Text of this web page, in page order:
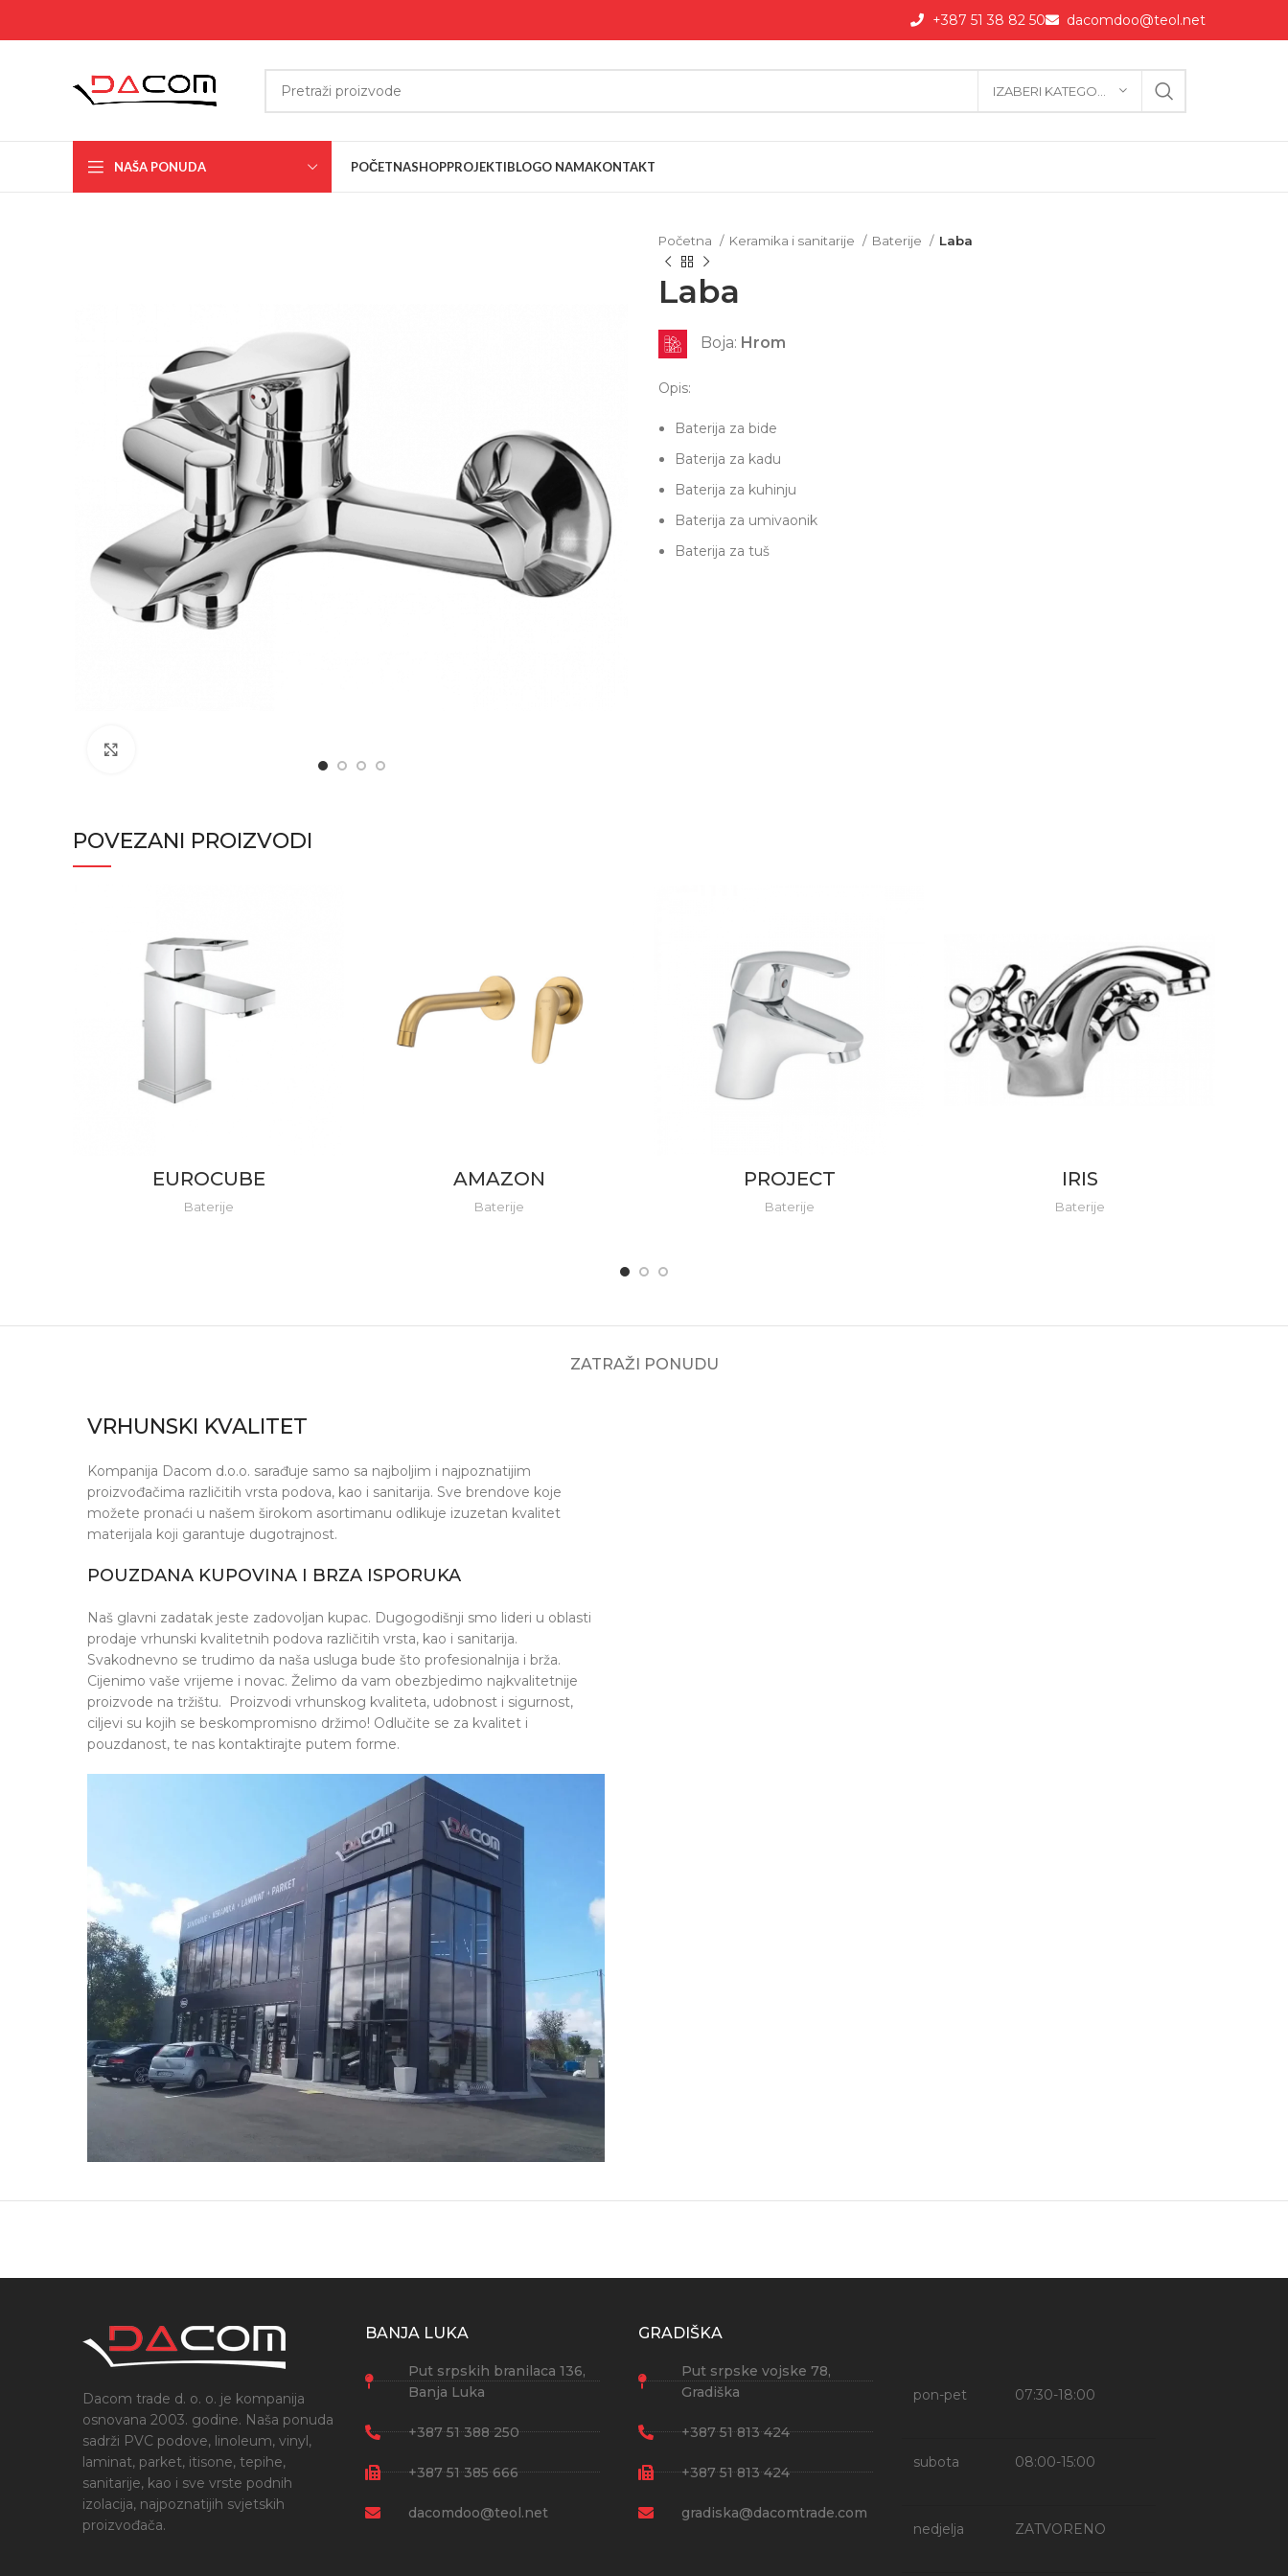
+387 51 38 82 50 dacomdoo@teol.net
NAŠA PONUDA POČETNASHOPPROJEKTIBLOGO NAMAKONTAKT
Početna Keramika i sanitarije Baterije Laba
Laba
Boja: Hrom
Opis:
Baterija za bide
Baterija za kadu
Baterija za kuhinju
Baterija za umivaonik
Baterija za tuš
POVEZANI PROIZVODI
EUROCUBE
Baterije
AMAZON
Baterije
PROJECT
Baterije
IRIS
Baterije
ZATRAŽI PONUDU
VRHUNSKI KVALITET
Kompanija Dacom d.o.o. sarađuje samo sa najboljim i najpoznatijim
proizvođačima različitih vrsta podova, kao i sanitarija. Sve brendove koje
možete pronaći u našem širokom asortimanu odlikuje izuzetan kvalitet
materijala koji garantuje dugotrajnost.
POUZDANA KUPOVINA I BRZA ISPORUKA
Naš glavni zadatak jeste zadovoljan kupac. Dugogodišnji smo lideri u oblasti
prodaje vrhunski kvalitetnih podova različitih vrsta, kao i sanitarija.
Svakodnevno se trudimo da naša usluga bude što profesionalnija i brža.
Cijenimo vaše vrijeme i novac. Želimo da vam obezbjedimo najkvalitetnije
proizvode na tržištu. Proizvodi vrhunskog kvaliteta, udobnost i sigurnost,
ciljevi su kojih se beskompromisno držimo! Odlučite se za kvalitet i
pouzdanost, te nas kontaktirajte putem forme.
Dacom trade d. o. o. je kompanija
osnovana 2003. godine. Naša ponuda
sadrži PVC podove, linoleum, vinyl,
laminat, parket, itisone, tepihe,
sanitarije, kao i sve vrste podnih
izolacija, najpoznatijih svjetskih
proizvođača.
BANJA LUKA
Put srpskih branilaca 136,
Banja Luka
+387 51 388 250
+387 51 385 666
dacomdoo@teol.net
GRADIŠKA
Put srpske vojske 78,
Gradiška
+387 51 813 424
+387 51 813 424
gradiska@dacomtrade.com
pon-pet 07:30-18:00
subota 08:00-15:00
nedjelja ZATVORENO